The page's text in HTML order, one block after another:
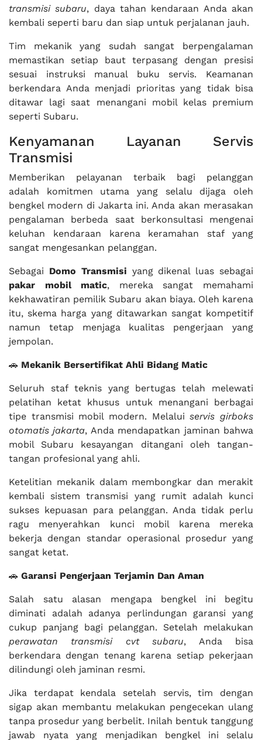
transmisi subaru, daya tahan kendaraan Anda akan
kembali seperti baru dan siap untuk perjalanan jauh.
Tim mekanik yang sudah sangat berpengalaman
memastikan setiap baut terpasang dengan presisi
sesuai instruksi manual buku servis. Keamanan
berkendara Anda menjadi prioritas yang tidak bisa
ditawar lagi saat menangani mobil kelas premium
seperti Subaru.
Kenyamanan Layanan Servis
Transmisi
Memberikan pelayanan terbaik bagi pelanggan
adalah komitmen utama yang selalu dijaga oleh
bengkel modern di Jakarta ini. Anda akan merasakan
pengalaman berbeda saat berkonsultasi mengenai
keluhan kendaraan karena keramahan staf yang
sangat mengesankan pelanggan.
Sebagai Domo Transmisi yang dikenal luas sebagai
pakar mobil matic, mereka sangat memahami
kekhawatiran pemilik Subaru akan biaya. Oleh karena
itu, skema harga yang ditawarkan sangat kompetitif
namun tetap menjaga kualitas pengerjaan yang
jempolan.
🚗 Mekanik Bersertifikat Ahli Bidang Matic
Seluruh staf teknis yang bertugas telah melewati
pelatihan ketat khusus untuk menangani berbagai
tipe transmisi mobil modern. Melaluiservis girboks
otomatis jakarta, Anda mendapatkan jaminan bahwa
mobil Subaru kesayangan ditangani oleh tangan-
tangan profesional yang ahli.
Ketelitian mekanik dalam membongkar dan merakit
kembali sistem transmisi yang rumit adalah kunci
sukses kepuasan para pelanggan. Anda tidak perlu
ragu menyerahkan kunci mobil karena mereka
bekerja dengan standar operasional prosedur yang
sangat ketat.
🚗 Garansi Pengerjaan Terjamin Dan Aman
Salah satu alasan mengapa bengkel ini begitu
diminati adalah adanya perlindungan garansi yang
cukup panjang bagi pelanggan. Setelah melakukan
perawatan transmisi cvt subaru, Anda bisa
berkendara dengan tenang karena setiap pekerjaan
dilindungi oleh jaminan resmi.
Jika terdapat kendala setelah servis, tim dengan
sigap akan membantu melakukan pengecekan ulang
tanpa prosedur yang berbelit. Inilah bentuk tanggung
jawab nyata yang menjadikan bengkel ini selalu